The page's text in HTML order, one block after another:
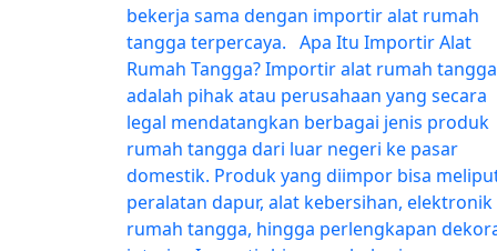
bekerja sama dengan importir alat rumah
tangga terpercaya. Apa Itu Importir Alat
Rumah Tangga? Importir alat rumah tangga
adalah pihak atau perusahaan yang secara
legal mendatangkan berbagai jenis produk
rumah tangga dari luar negeri ke pasar
domestik. Produk yang diimpor bisa
peralatan dapur, alat kebersihan, elektronik
rumah tangga, hingga perlengkapan